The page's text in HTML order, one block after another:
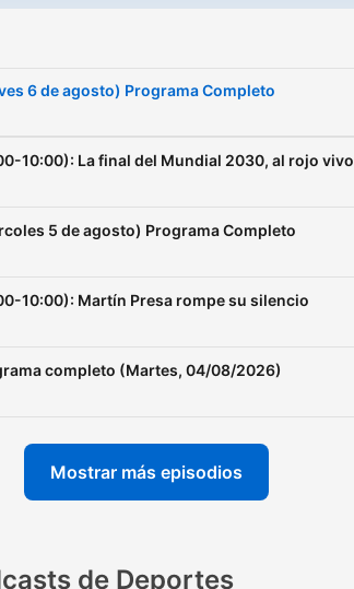
6 de agosto) Programa Completo
10:00): La final del Mundial 2030, al rojo vivo
5 de agosto) Programa Completo
10:00): Martín Presa rompe su silencio
completo (Martes, 04/08/2026)
Mostrar más episodios
de Deportes